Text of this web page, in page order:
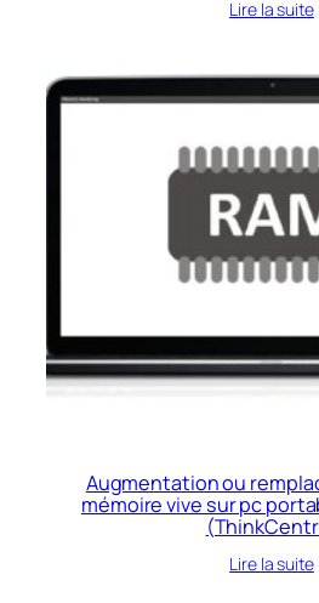
Lire la suite
Augmentation ou
mémoire vive sur pc
Lire la suite